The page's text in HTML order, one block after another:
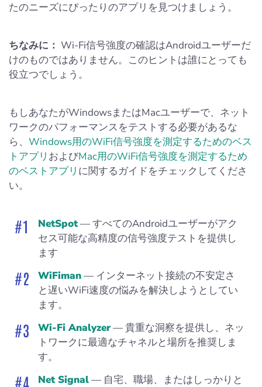
たのニーズにぴったりのアプリを見つけましょう。
ちなみに： Wi-Fi信号強度の確認はAndroidユーザーだ
けのものではありません。このヒントは誰にとっても
役立つでしょう。
もしあなたがWindowsまたはMacユーザーで、ネット
ワークのパフォーマンスをテストする必要があるな
ら、 Windows用のWiFi信号強度を測定するためのベス
トアプリ およびMac用のWiFi信号強度を測定するため
のベストアプリ に関するガイドをチェックしてくださ
い。
NetSpot— すべてのAndroidユーザーがアク
セス可能な高精度の信号強度テストを提供し
ます
WiFiman— インターネット接続の不安定さ
と遅いWiFi速度の悩みを解決しようとしてい
ます。
Wi-Fi Analyzer— 貴重な洞察を提供し、ネッ
トワークに最適なチャネルと場所を推奨しま
す。
Net Signal— 自宅、職場、またはしっかりと